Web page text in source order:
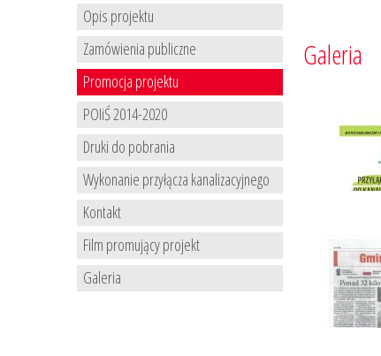
Opis projektu
Zamówienia publiczne
Promocja projektu
POIiŚ 2014-2020
Druki do pobrania
Wykonanie przyłącza kanalizacyjnego
Kontakt
Film promujący projekt
Galeria
Galeria